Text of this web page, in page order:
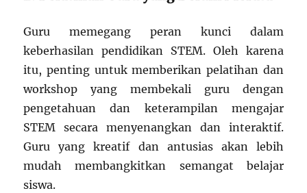
Guru memegang peran kunci dalam
keberhasilan pendidikan STEM. Oleh karena
itu, penting untuk memberikan pelatihan dan
workshop yang membekali guru dengan
pengetahuan dan keterampilan mengajar
STEM secara menyenangkan dan interaktif.
Guru yang kreatif dan antusias akan lebih
mudah membangkitkan semangat belajar
siswa.